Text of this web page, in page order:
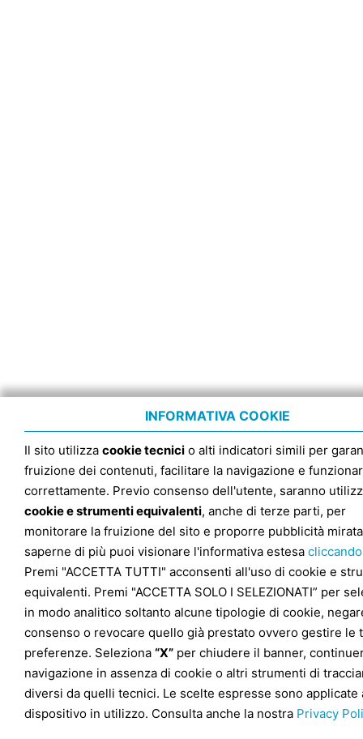
INFORMATIVA COOKIE
Il sito utilizza cookie tecnici o alti indicatori simili per
fruizione dei contenuti, facilitare la navigazione e
correttamente. Previo consenso dell'utente, saranno
cookie e strumenti equivalenti, anche di terze parti, per
monitorare la fruizione del sito e proporre pubblicità
saperne di più puoi visionare l'informativa estesa
Premi "ACCETTA TUTTI" acconsenti all'uso di cookie e
equivalenti. Premi "ACCETTA SOLO I SELEZIONATI” per
in modo analitico soltanto alcune tipologie di cookie,
consenso o revocare quello già prestato ovvero gestire le
preferenze. Seleziona “X” per chiudere il banner,
navigazione in assenza di cookie o altri strumenti di
diversi da quelli tecnici. Le scelte espresse sono applicate
dispositivo in utilizzo. Consulta anche la nostra Privacy